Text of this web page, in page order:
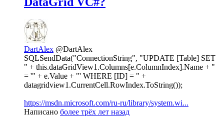
DartAlex @DartAlex
SQLSendData("ConnectionString", "UPDATE [Table] SET
" + this.dataGridView1.Columns[e.ColumnIndex].Name + "
= '" + e.Value + "' WHERE [ID] = " +
datagridview1.CurrentCell.RowIndex.ToString());
https://msdn.microsoft.com/ru-ru/library/system.wi...
Написано более трёх лет назад